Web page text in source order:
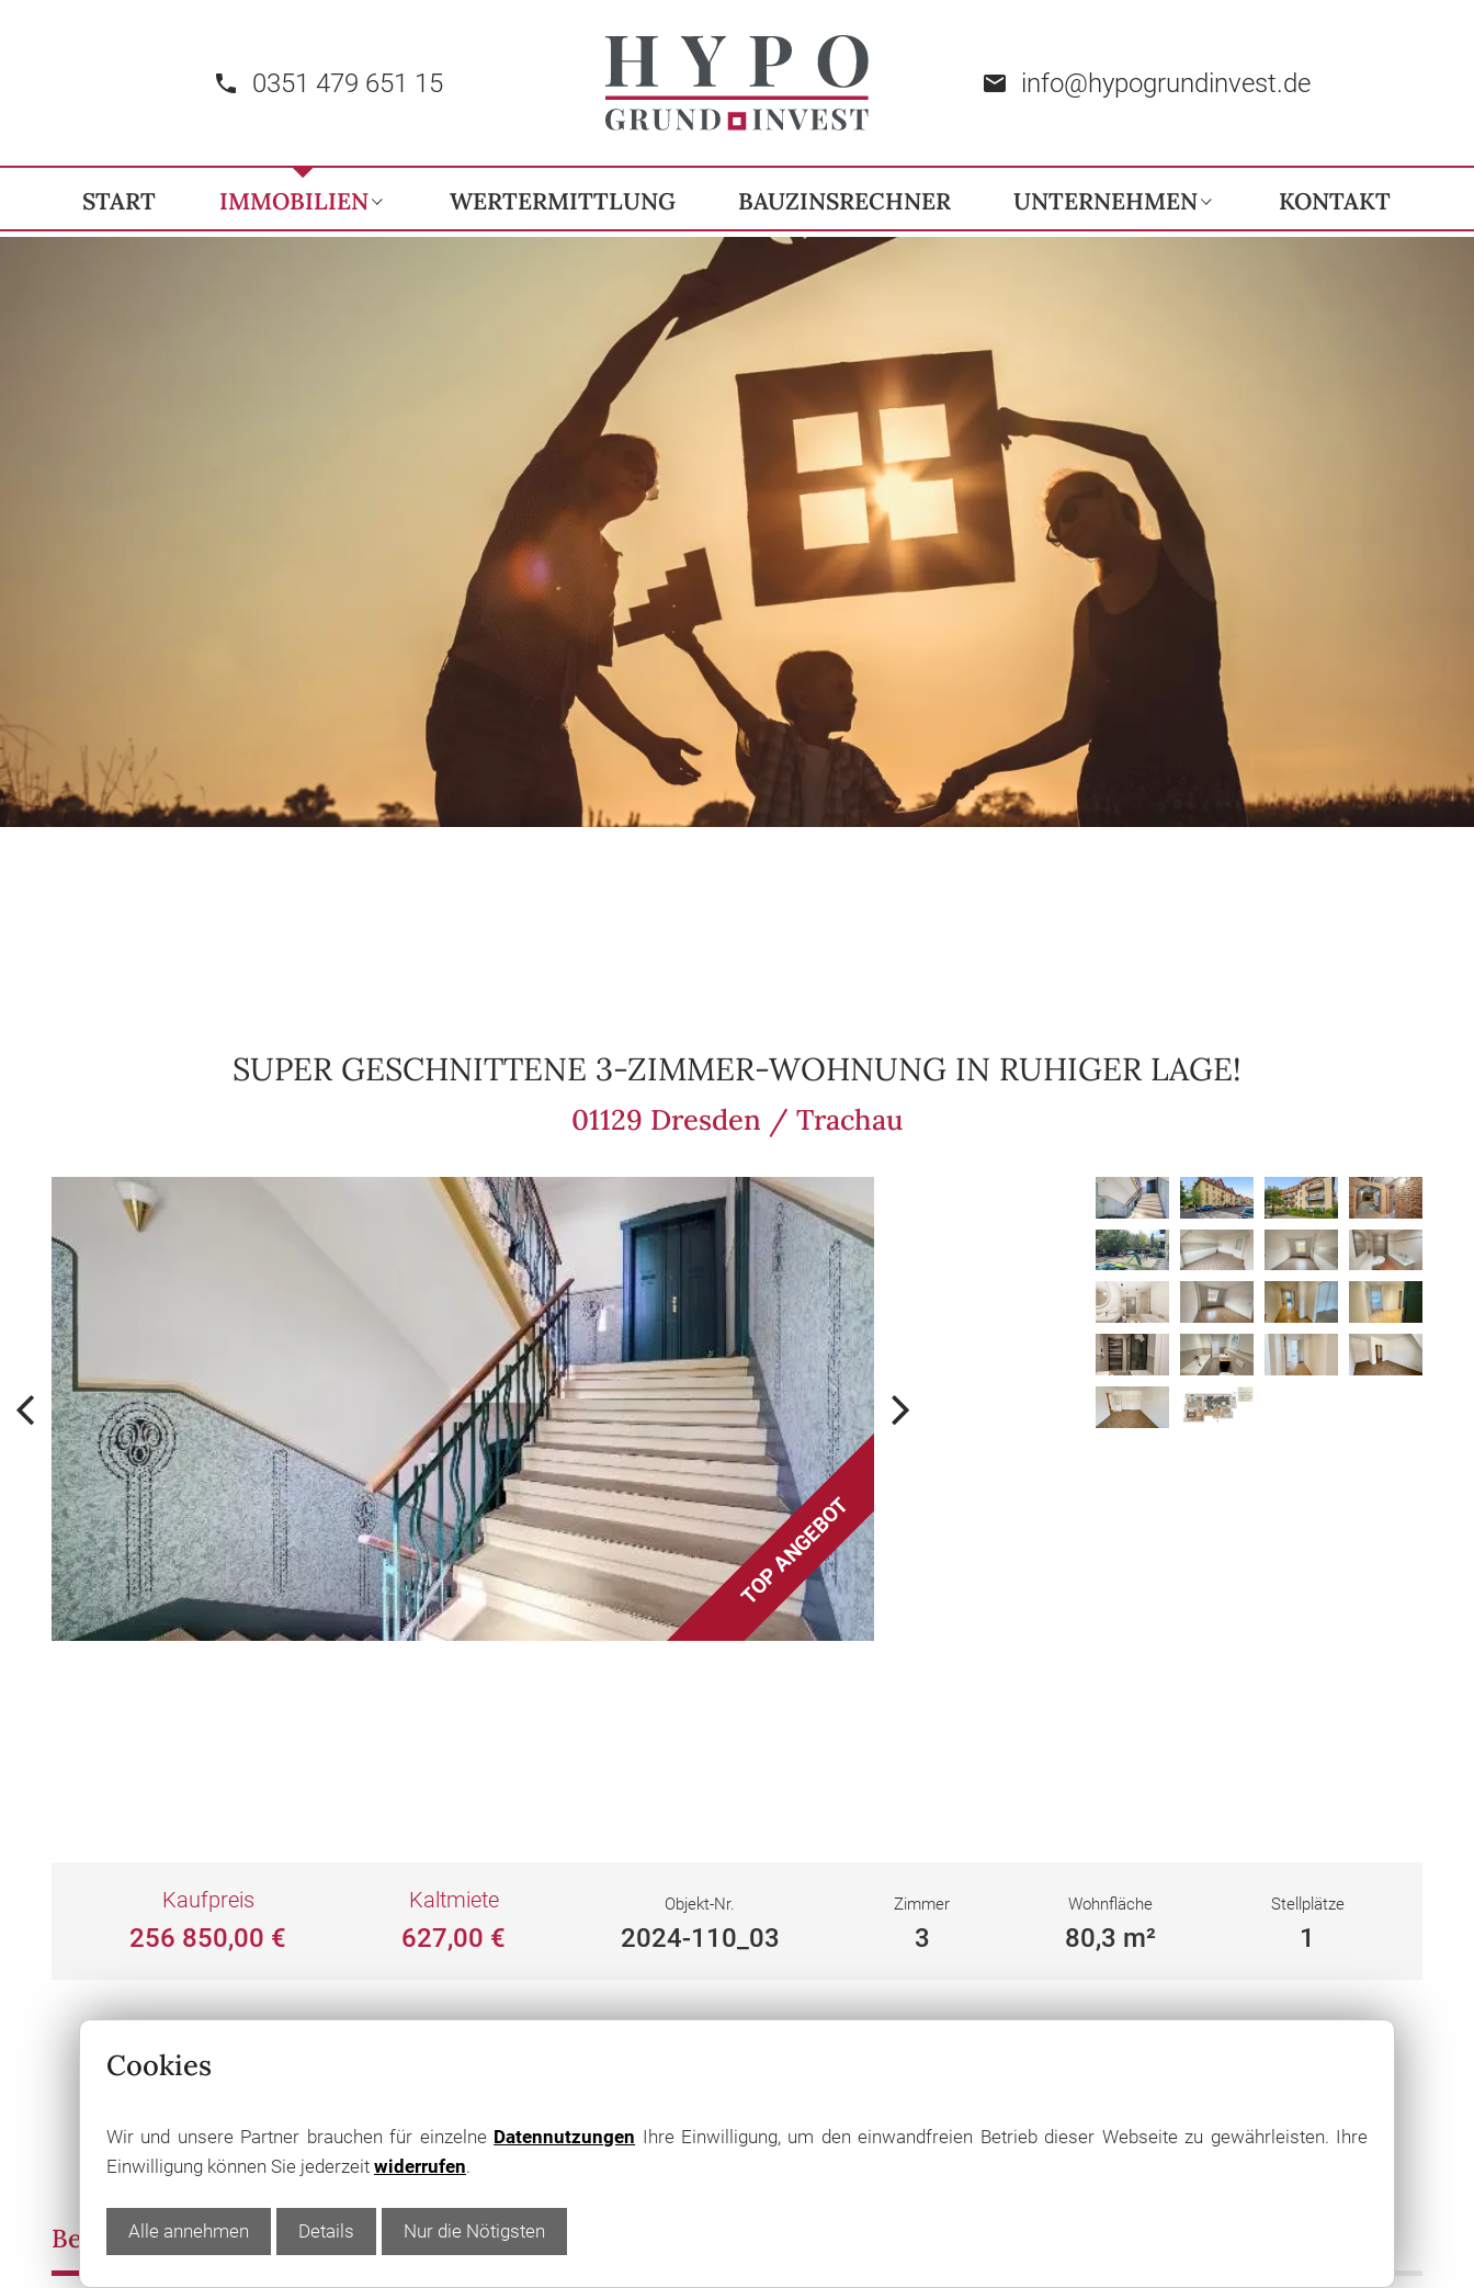
0351 479 651 15 info@hypogrundinvest.de
START IMMOBILIEN WERTERMITTLUNG BAUZINSRECHNER UNTERNEHMEN KONTAKT
SUPER GESCHNITTENE 3-ZIMMER-WOHNUNG IN RUHIGER LAGE!
01129 Dresden / Trachau
Kaufpreis
256 850,00 €
Kaltmiete
627,00 €
Objekt-Nr.
2024-110_03
Zimmer
3
Wohnfläche
80,3 m²
Stellplätze
1
Beschreibung Objektangaben Ausstattung
Cookies
Wir und unsere Partner brauchen für einzelne Datennutzungen Ihre Einwilligung, um den einwandfreien Betrieb dieser Webseite zu gewährleisten. Ihre
Einwilligung können Sie jederzeit widerrufen.
Alle annehmen Details Nur die Nötigsten